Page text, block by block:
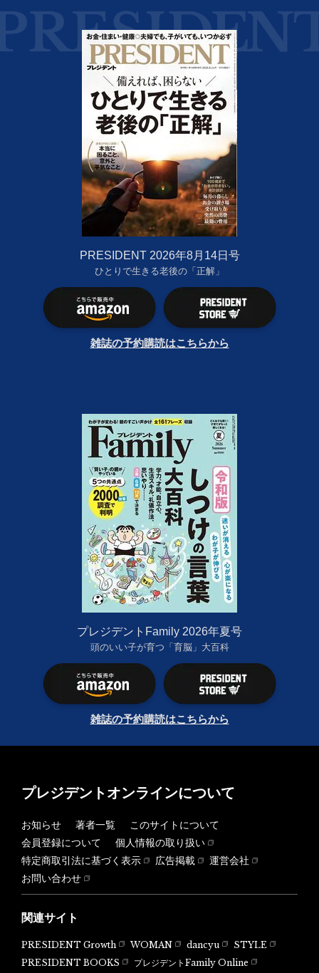
PRESIDENT 2026年8月14日号
ひとりで生きる老後の「正解」
雑誌の予約購読はこちらから
プレジデントFamily 2026年夏号
頭のいい子が育つ「育脳」大百科
雑誌の予約購読はこちらから
プレジデントオンラインについて
お知らせ 著者一覧
このサイトについて
会員登録について
個人情報の取り扱い
特定商取引法に基づく表示
広告掲載
運営会社
お問い合わせ
関連サイト
PRESIDENT Growth WOMAN dancyu
STYLE
PRESIDENT BOOKS
プレジデントFamily Online